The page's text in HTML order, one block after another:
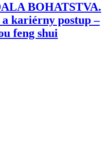
BOHATSTVA.
kariérny postup –
feng shui